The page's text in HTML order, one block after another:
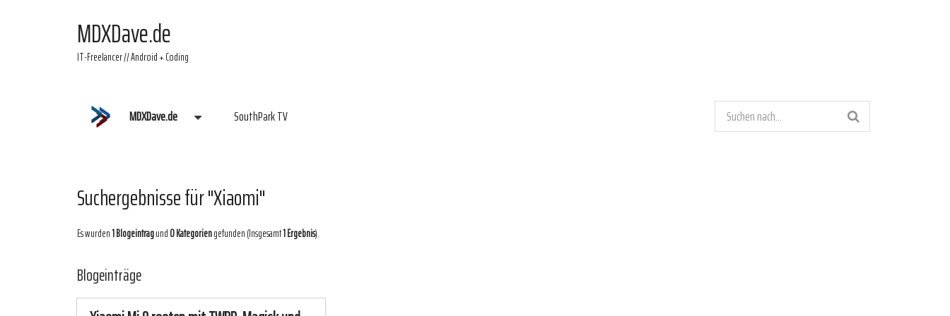
MDXDave.de
IT-Freelancer // Android + Coding
MDXDave.de SouthPark TV
Suchergebnisse für "Xiaomi"
Es wurden1 Blogeintragund0 Kategoriengefunden (Insgesamt1 Ergebnis).
Blogeinträge